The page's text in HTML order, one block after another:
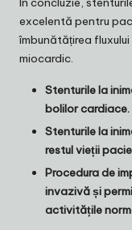
excelentă pentru
îmbunătățirea
miocardic.
Stenturile la
bolilor cardiace.
Stenturile la
restul vieții
Procedura de
invazivă și
activitățile